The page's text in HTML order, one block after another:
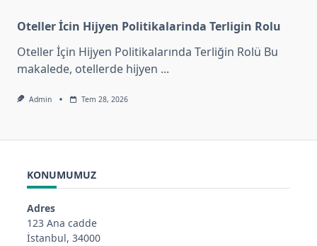
Oteller İcin Hijyen Politikalarinda Terligin Rolu
Oteller İçin Hijyen Politikalarında Terliğin Rolü Bu
makalede, otellerde hijyen ...
Admin Tem 28, 2026
KONUMUMUZ
Adres
123 Ana cadde
İstanbul, 34000